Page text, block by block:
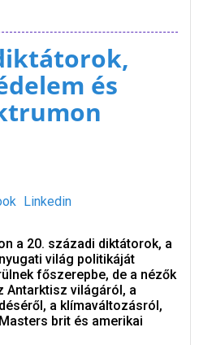
és
Linkedin
a 20. századi diktátorok, a
világ politikáját
főszerepbe, de a nézők
Antarktisz világáról, a
a klímaváltozásról,
brit és amerikai